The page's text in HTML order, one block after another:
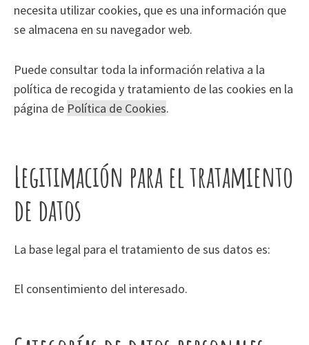
necesita utilizar cookies, que es una información que
se almacena en su navegador web.
Puede consultar toda la información relativa a la
política de recogida y tratamiento de las cookies en la
página de Política de Cookies.
Legitimación para el tratamiento
de datos
La base legal para el tratamiento de sus datos es:
El consentimiento del interesado.